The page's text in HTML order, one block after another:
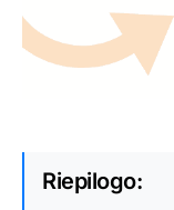
Riepilogo: